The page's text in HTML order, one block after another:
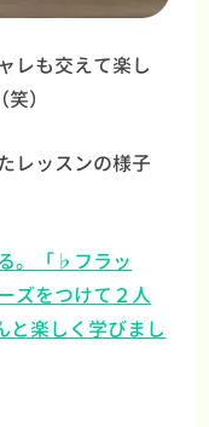
レも交えて楽し
）
レッスンの様子
。「♭フラッ
ズをつけて２人
と楽しく学びまし